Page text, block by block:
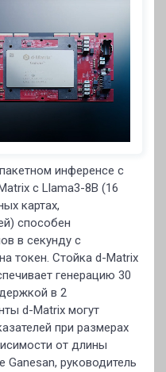
инференсе с
с Llama3-8B (16
картах,
способен
в секунду с
токен. Стойка d-Matrix
генерацию 30
в 2
d-Matrix могут
при размерах
от длины
Ganesan, руководитель